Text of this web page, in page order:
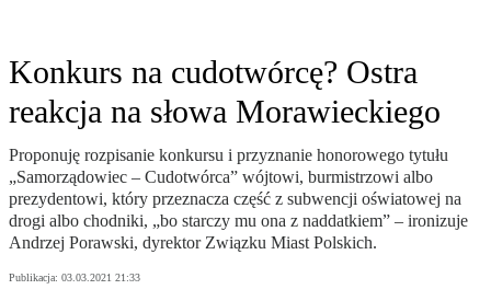
Konkurs na cudotwórcę? Ostra
reakcja na słowa Morawieckiego
Proponuję rozpisanie konkursu i przyznanie honorowego tytułu
„Samorządowiec – Cudotwórca” wójtowi, burmistrzowi albo
prezydentowi, który przeznacza część z subwencji oświatowej na
drogi albo chodniki, „bo starczy mu ona z naddatkiem” – ironizuje
Andrzej Porawski, dyrektor Związku Miast Polskich.
Publikacja: 03.03.2021 21:33